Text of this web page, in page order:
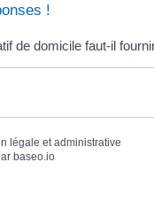
!
de domicile faut-il
légale et administrative
baseo.io